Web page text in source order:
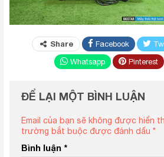
Share Facebook
Whatsapp
Pinterest
ĐỂ LẠI MỘT BÌNH LUẬN
Email của bạn sẽ không được hiển
trường bắt buộc được đánh dấu *
Bình luận *